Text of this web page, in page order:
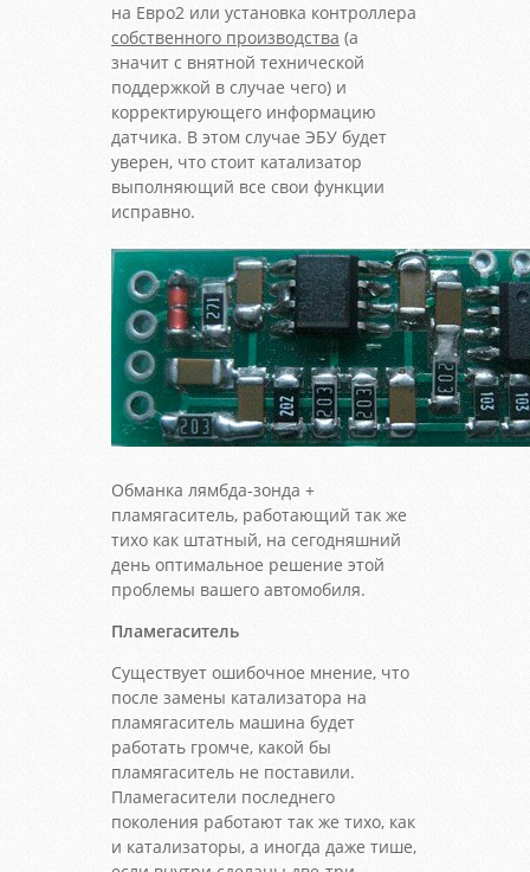
на Евро2 или установка контроллера
собственного производства (а
значит с внятной технической
поддержкой в случае чего) и
корректирующего информацию
датчика. В этом случае ЭБУ будет
уверен, что стоит катализатор
выполняющий все свои функции
исправно.
Обманка лямбда-зонда +
пламягаситель, работающий так же
тихо как штатный, на сегодняшний
день оптимальное решение этой
проблемы вашего автомобиля.
Пламегаситель
Существует ошибочное мнение, что
после замены катализатора на
пламягаситель машина будет
работать громче, какой бы
пламягаситель не поставили.
Пламегасители последнего
поколения работают так же тихо, как
и катализаторы, а иногда даже тише,